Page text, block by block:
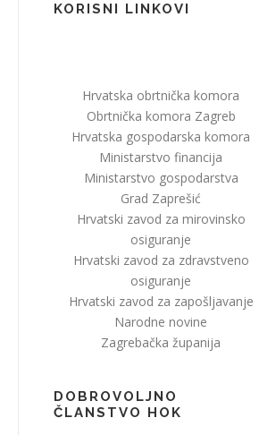
KORISNI LINKOVI
Hrvatska obrtnička komora
Obrtnička komora Zagreb
Hrvatska gospodarska komora
Ministarstvo financija
Ministarstvo gospodarstva
Grad Zaprešić
Hrvatski zavod za mirovinsko
osiguranje
Hrvatski zavod za zdravstveno
osiguranje
Hrvatski zavod za zapošljavanje
Narodne novine
Zagrebačka županija
DOBROVOLJNO
ČLANSTVO HOK